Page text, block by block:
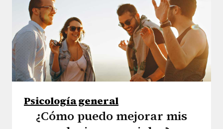
Psicología general
¿Cómo puedo mejorar mis